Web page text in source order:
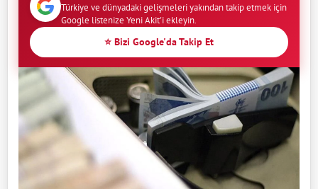
Türkiye ve dünyadaki gelişmeleri yakından takip etmek için
Google listenize Yeni Akit'i ekleyin.
⭐ Bizi Google'da Takip Et